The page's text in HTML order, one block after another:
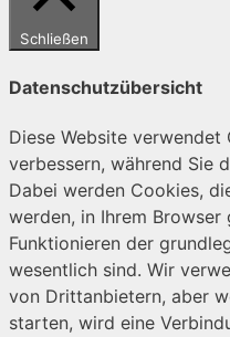
Schließen
Datenschutzübersicht
Diese Website
verbessern, während Sie
Dabei werden Cookies,
werden, in Ihrem
Funktionieren der
wesentlich sind. Wir
von Drittanbietern, aber
starten, wird eine